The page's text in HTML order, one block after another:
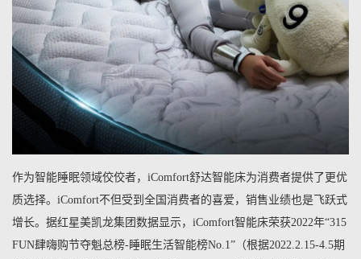
作为智能睡眠领域佼佼者，iComfort舒达智能床为消费者提供了更优
质选择。iComfort不但受到全国消费者的喜爱，销售业绩也是飞跃式
增长。据红星美凯龙集团数据显示，iComfort智能床荣获2022年“315
FUN肆嗨购节夺魁总榜-睡眠生活智能榜No.1”（根据2022.2.15-4.5期